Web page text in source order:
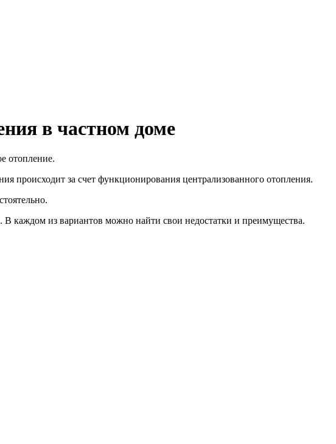
в частном доме
отопление.
происходит за счет функционирования централизованного отопления.
В каждом из вариантов можно найти свои недостатки и преимущества.